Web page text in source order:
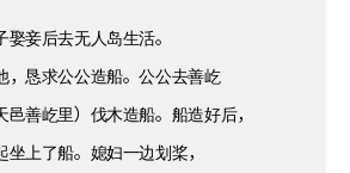
妾后去无人岛生活。
，恳求公公造船。公公去善屹
邑善屹里）伐木造船。船造好后，
上了船。媳妇一边划桨，